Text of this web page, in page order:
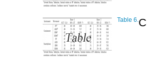
Table 6.